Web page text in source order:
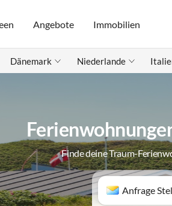
Angebote Immobilien
Dänemark Niederlande
Finde deine Traum-
Anfrage